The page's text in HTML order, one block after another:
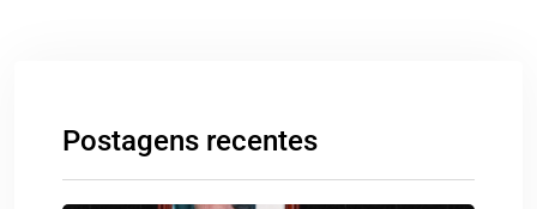
Postagens recentes